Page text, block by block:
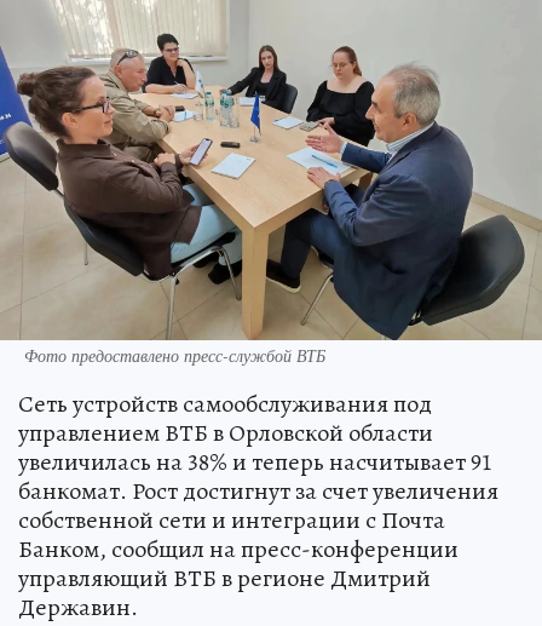
Фото предоставлено пресс-службой ВТБ
Сеть устройств самообслуживания под
управлением ВТБ в Орловской области
увеличилась на 38% и теперь насчитывает 91
банкомат. Рост достигнут за счет увеличения
собственной сети и интеграции с Почта
Банком, сообщил на пресс-конференции
управляющий ВТБ в регионе Дмитрий
Державин.